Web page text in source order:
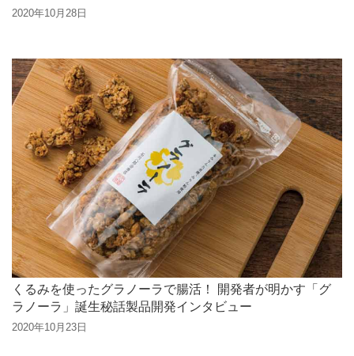
2020年10月28日
くるみを使ったグラノーラで腸活！ 開発者が明かす「グ
ラノーラ」誕生秘話製品開発インタビュー
2020年10月23日